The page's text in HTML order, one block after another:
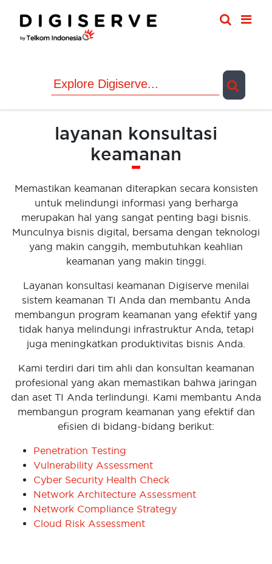
content
layanan konsultasi
keamanan
Memastikan keamanan diterapkan secara konsisten
untuk melindungi informasi yang berharga
merupakan hal yang sangat penting bagi bisnis.
Munculnya bisnis digital, bersama dengan teknologi
yang makin canggih, membutuhkan keahlian
keamanan yang makin tinggi.
Layanan konsultasi keamanan Digiserve menilai
sistem keamanan TI Anda dan membantu Anda
membangun program keamanan yang efektif yang
tidak hanya melindungi infrastruktur Anda, tetapi
juga meningkatkan produktivitas bisnis Anda.
Kami terdiri dari tim ahli dan konsultan keamanan
profesional yang akan memastikan bahwa jaringan
dan aset TI Anda terlindungi. Kami membantu Anda
membangun program keamanan yang efektif dan
efisien di bidang-bidang berikut:
Penetration Testing
Vulnerability Assessment
Cyber Security Health Check
Network Architecture Assessment
Network Compliance Strategy
Cloud Risk Assessment